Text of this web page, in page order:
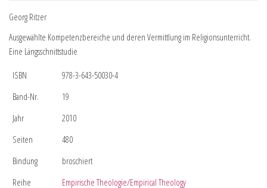
Georg Ritzer
Ausgewählte Kompetenzbereiche und deren Vermittlung im Religionsunterricht.
Eine Längsschnittstudie
ISBN
978-3-643-50030-4
Band-Nr.
19
Jahr
2010
Seiten
480
Bindung
broschiert
Reihe
Empirische Theologie/Empirical Theology